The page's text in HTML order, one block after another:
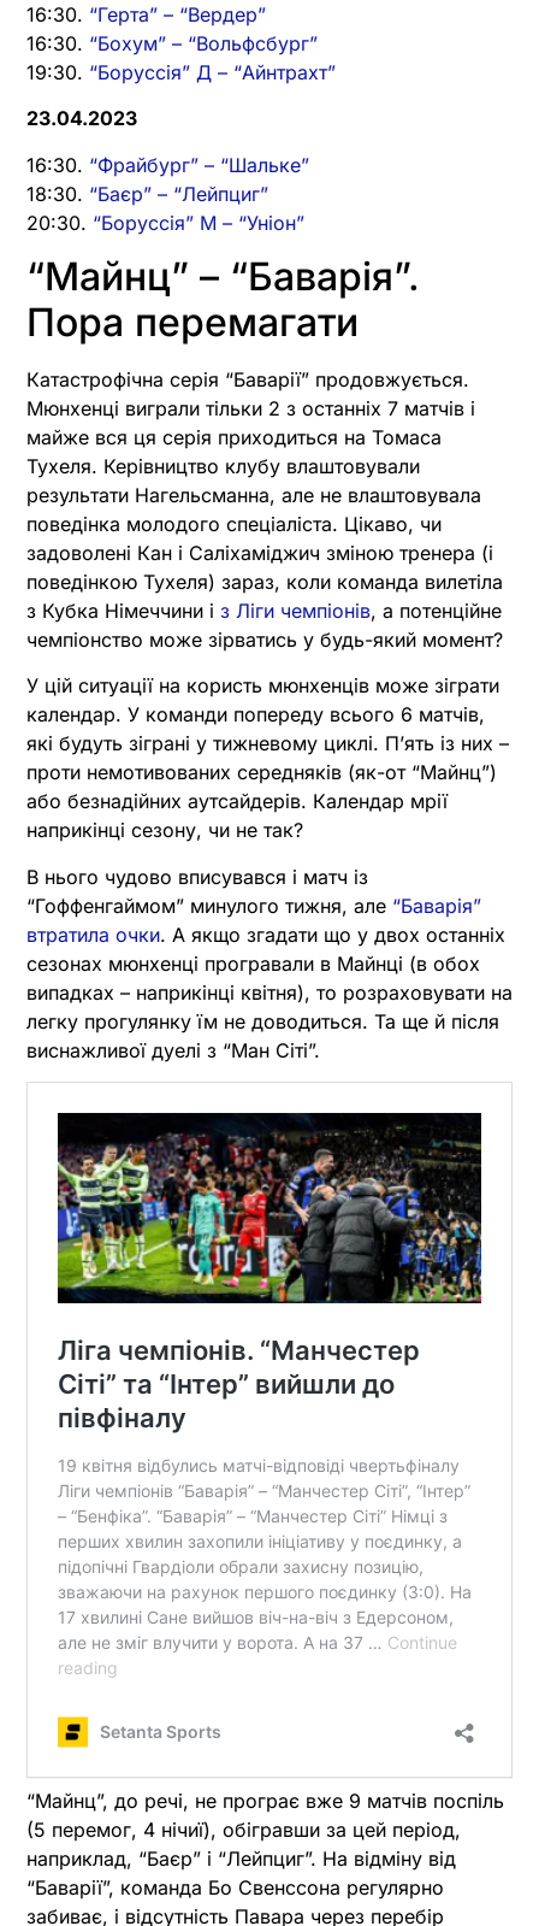
16:30. “Герта” – “Вердер”
16:30. “Бохум” – “Вольфсбург”
19:30. “Боруссія” Д – “Айнтрахт”
23.04.2023
16:30. “Фрайбург” – “Шальке”
18:30. “Баєр” – “Лейпциг”
20:30. “Боруссія” М – “Уніон”
“Майнц” – “Баварія”.
Пора перемагати
Катастрофічна серія “Баварії” продовжується.
Мюнхенці виграли тільки 2 з останніх 7 матчів і
майже вся ця серія приходиться на Томаса
Тухеля. Керівництво клубу влаштовували
результати Нагельсманна, але не влаштовувала
поведінка молодого спеціаліста. Цікаво, чи
задоволені Кан і Саліхаміджич зміною тренера (і
поведінкою Тухеля) зараз, коли команда вилетіла
з Кубка Німеччини і з Ліги чемпіонів, а потенційне
чемпіонство може зірватись у будь-який момент?
У цій ситуації на користь мюнхенців може зіграти
календар. У команди попереду всього 6 матчів,
які будуть зіграні у тижневому циклі. П’ять із них –
проти немотивованих середняків (як-от “Майнц”)
або безнадійних аутсайдерів. Календар мрії
наприкінці сезону, чи не так?
В нього чудово вписувався і матч із
“Гоффенгаймом” минулого тижня, але “Баварія”
втратила очки. А якщо згадати що у двох останніх
сезонах мюнхенці програвали в Майнці (в обох
випадках – наприкінці квітня), то розраховувати на
легку прогулянку їм не доводиться. Та ще й після
виснажливої дуелі з “Ман Сіті”.
“Майнц”, до речі, не програє вже 9 матчів поспіль
(5 перемог, 4 нічиї), обігравши за цей період,
наприклад, “Баєр” і “Лейпциг”. На відміну від
“Баварії”, команда Бо Свенссона регулярно
забиває, і відсутність Павара через перебір